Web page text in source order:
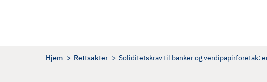
Hjem Rettsakter Soliditetskrav til banker og verdipapirforetak: